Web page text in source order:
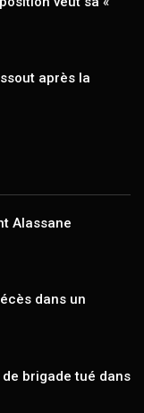
après la
Alassane
dans un
brigade tué dans